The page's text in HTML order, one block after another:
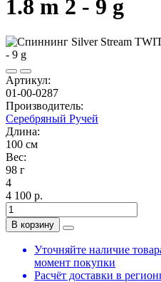
1.8 m 2 - 9 g
Артикул:
01-00-0287
Производитель:
Серебряный Ручей
Длина:
100 см
Вес:
98 г
4
4 100 р.
В корзину
Уточняйте наличие
момент покупки
Расчёт доставки в